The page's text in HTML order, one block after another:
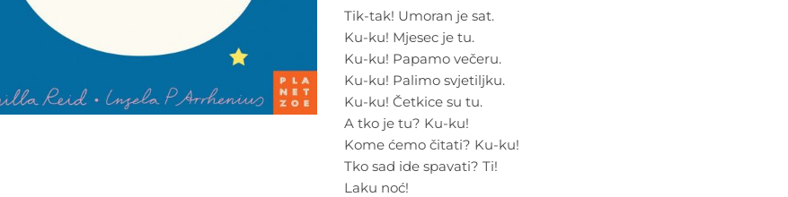
Tik-tak! Umoran je sat.
Ku-ku! Mjesec je tu.
Ku-ku! Papamo večeru.
Ku-ku! Palimo svjetiljku.
Ku-ku! Četkice su tu.
A tko je tu? Ku-ku!
Kome ćemo čitati? Ku-ku!
Tko sad ide spavati? Ti!
Laku noć!